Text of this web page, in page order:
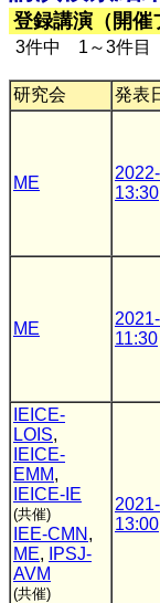
登録講演（開催
3件中 1～3件目
研究会 発表
ME
13:30
ME
11:30
IEICE-
LOIS,
IEICE-
EMM,
IEICE-IE
(共催)
IEE-CMN ,
ME,
IPSJ-
AVM
(共催)
13:00